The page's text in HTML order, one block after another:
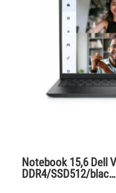
Notebook 15,6 Dell
DDR4/SSD512/blac…